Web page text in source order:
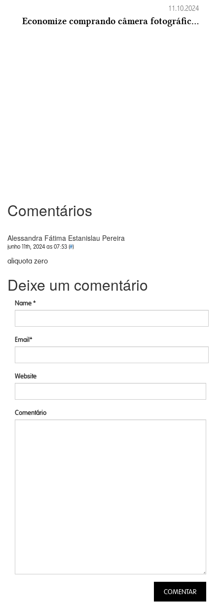
11.10.2024
Economize comprando câmera fotográfica no Paraguai
Comentários
Alessandra Fátima Estanislau Pereira
junho 11th, 2024 as 07:53 (#)
aliquota zero
Deixe um comentário
Name *
Email*
Website
Comentário